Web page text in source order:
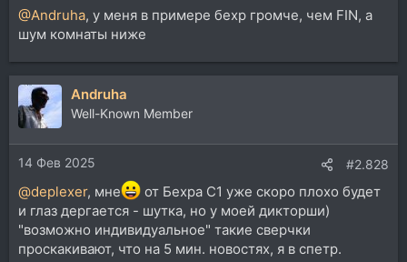
@Andruha, у меня в примере бехр громче, чем FIN, а
шум комнаты ниже
Andruha
Well-Known Member
14 Фев 2025 #2.828
@deplexer, мне
от Бехра С1 уже скоро плохо будет
и глаз дергается - шутка, но у моей дикторши)
"возможно индивидуальное" такие сверчки
проскакивают, что на 5 мин. новостях, я в спетр.